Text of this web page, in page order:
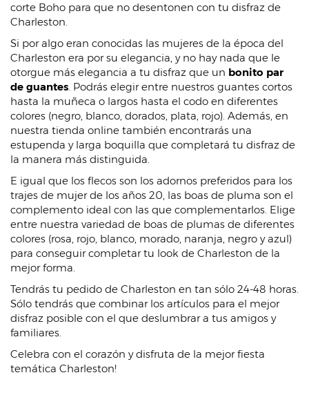
corte Boho para que no desentonen con tu disfraz de
Charleston.
Si por algo eran conocidas las mujeres de la época del
Charleston era por su elegancia, y no hay nada que le
otorgue más elegancia a tu disfraz que un bonito par
de guantes. Podrás elegir entre nuestros guantes cortos
hasta la muñeca o largos hasta el codo en diferentes
colores (negro, blanco, dorados, plata, rojo). Además, en
nuestra tienda online también encontrarás una
estupenda y larga boquilla que completará tu disfraz de
la manera más distinguida.
E igual que los flecos son los adornos preferidos para los
trajes de mujer de los años 20, las boas de pluma son el
complemento ideal con las que complementarlos. Elige
entre nuestra variedad de boas de plumas de diferentes
colores (rosa, rojo, blanco, morado, naranja, negro y azul)
para conseguir completar tu look de Charleston de la
mejor forma.
Tendrás tu pedido de Charleston en tan sólo 24-48 horas.
Sólo tendrás que combinar los artículos para el mejor
disfraz posible con el que deslumbrar a tus amigos y
familiares.
Celebra con el corazón y disfruta de la mejor fiesta
temática Charleston!